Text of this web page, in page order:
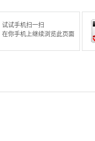
试试手机扫一扫
在你手机上继续浏览此页面